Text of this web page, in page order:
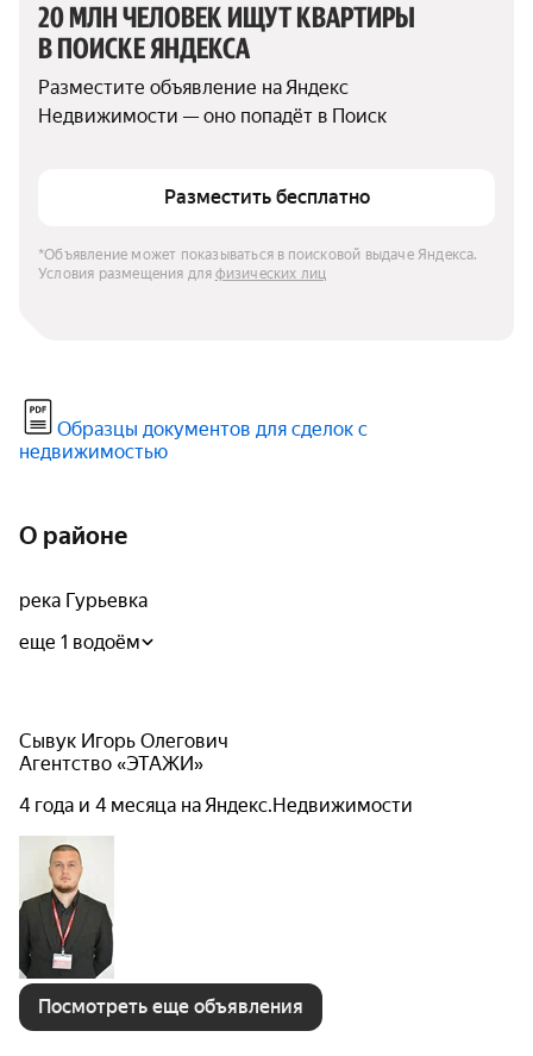
20 МЛН ЧЕЛОВЕК ИЩУТ КВАРТИРЫ
В ПОИСКЕ ЯНДЕКСА
Разместите объявление на Яндекс
Недвижимости — оно попадёт в Поиск
Разместить бесплатно
*Объявление может показываться в поисковой выдаче Яндекса.
Условия размещения для физических лиц
Образцы документов для сделок с
недвижимостью
О районе
река Гурьевка
еще 1 водоём
Сывук Игорь Олегович
Агентство «ЭТАЖИ»
4 года и 4 месяца на Яндекс.Недвижимости
Посмотреть еще объявления